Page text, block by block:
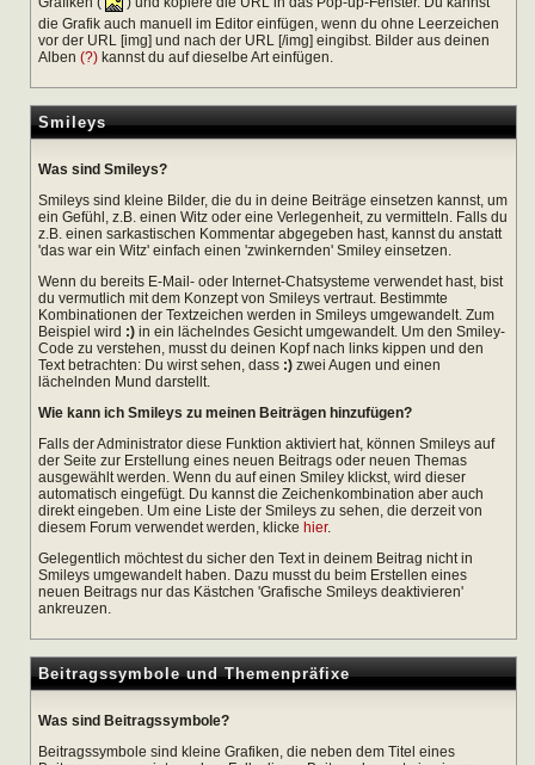
die Grafik auch manuell im Editor einfügen, wenn du ohne Leerzeichen
vor der URL [img] und nach der URL [/img] eingibst. Bilder aus deinen
Alben (?) kannst du auf dieselbe Art einfügen.
Smileys
Was sind Smileys?
Smileys sind kleine Bilder, die du in deine Beiträge einsetzen kannst, um
ein Gefühl, z.B. einen Witz oder eine Verlegenheit, zu vermitteln. Falls du
z.B. einen sarkastischen Kommentar abgegeben hast, kannst du anstatt
'das war ein Witz' einfach einen 'zwinkernden' Smiley einsetzen.
Wenn du bereits E-Mail- oder Internet-Chatsysteme verwendet hast, bist
du vermutlich mit dem Konzept von Smileys vertraut. Bestimmte
Kombinationen der Textzeichen werden in Smileys umgewandelt. Zum
Beispiel wird :) in ein lächelndes Gesicht umgewandelt. Um den Smiley-
Code zu verstehen, musst du deinen Kopf nach links kippen und den
Text betrachten: Du wirst sehen, dass :) zwei Augen und einen
lächelnden Mund darstellt.
Wie kann ich Smileys zu meinen Beiträgen hinzufügen?
Falls der Administrator diese Funktion aktiviert hat, können Smileys auf
der Seite zur Erstellung eines neuen Beitrags oder neuen Themas
ausgewählt werden. Wenn du auf einen Smiley klickst, wird dieser
automatisch eingefügt. Du kannst die Zeichenkombination aber auch
direkt eingeben. Um eine Liste der Smileys zu sehen, die derzeit von
diesem Forum verwendet werden, klicke hier.
Gelegentlich möchtest du sicher den Text in deinem Beitrag nicht in
Smileys umgewandelt haben. Dazu musst du beim Erstellen eines
neuen Beitrags nur das Kästchen 'Grafische Smileys deaktivieren'
ankreuzen.
Beitragssymbole und Themenpräfixe
Was sind Beitragssymbole?
Beitragssymbole sind kleine Grafiken, die neben dem Titel eines